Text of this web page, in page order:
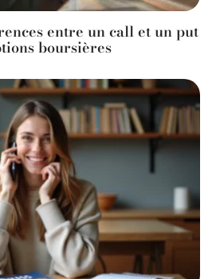
entre un call et un put
boursières